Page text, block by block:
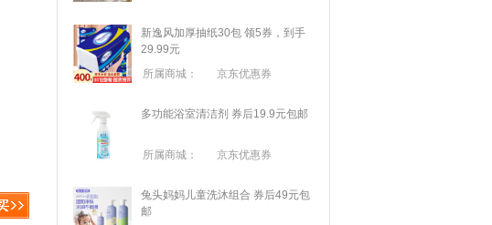
新逸风加厚抽纸30包 领5券，到手
29.99元
所属商城：
京东优惠券
多功能浴室清洁剂 券后19.9元包邮
所属商城： 京东优惠券
兔头妈妈儿童洗沐组合 券后49元包
邮